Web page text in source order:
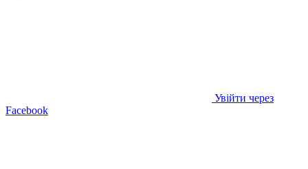
Увійти через
Facebook